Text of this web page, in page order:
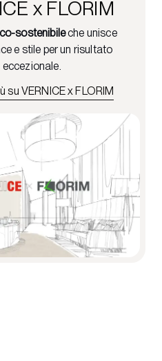
x FLORIM
sostenibileche unisce
e stile per un risultato
eccezionale.
su VERNICE x FLORIM